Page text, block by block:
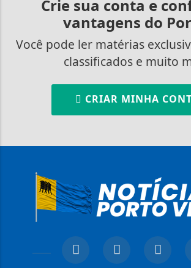
Crie sua conta e
vantagens do
Você pode ler matérias
classificados e muito
CRIAR MINHA